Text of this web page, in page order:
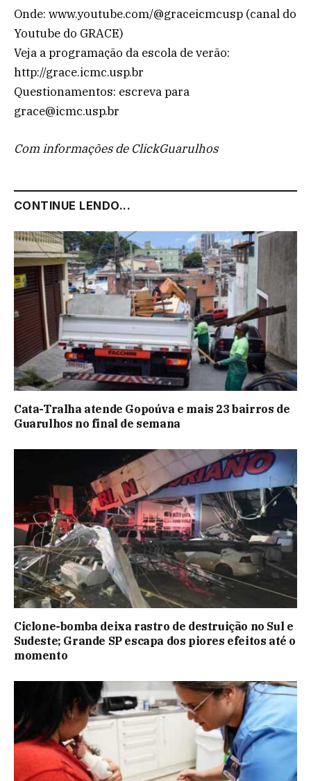
Onde: www.youtube.com/@graceicmcusp (canal do
Youtube do GRACE)
Veja a programação da escola de verão:
http://grace.icmc.usp.br
Questionamentos: escreva para
grace@icmc.usp.br
Com informações de ClickGuarulhos
CONTINUE LENDO...
Cata-Tralha atende Gopoúva e mais 23 bairros de
Guarulhos no final de semana
Ciclone-bomba deixa rastro de destruição no Sul e
Sudeste; Grande SP escapa dos piores efeitos até o
momento